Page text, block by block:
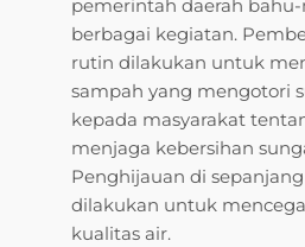
pemerintah daerah
berbagai kegiatan.
rutin dilakukan untuk
sampah yang mengotori
kepada masyarakat
menjaga kebersihan
Penghijauan di
dilakukan untuk
kualitas air.